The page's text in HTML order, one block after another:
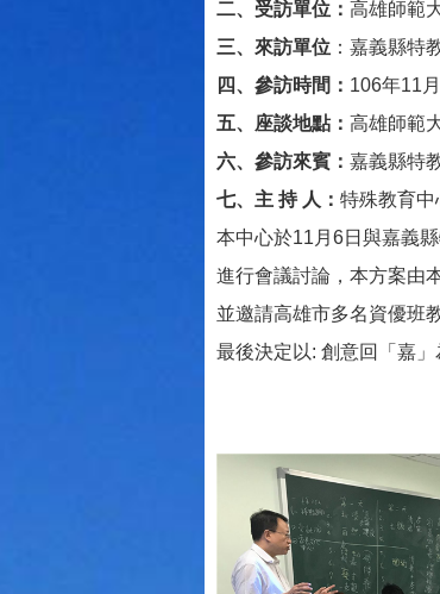
二、受訪單位： 高雄師範
三、來訪單位 ：嘉義縣特
四、參訪時間： 106年11
五、座談地點： 高雄師範
六、參訪來賓： 嘉義縣特
七、主 持 人： 特殊教育
本中心於11月6日與嘉義
進行會議討論，本方案由
並邀請高雄市多名資優班
最後決定以: 創意回「嘉